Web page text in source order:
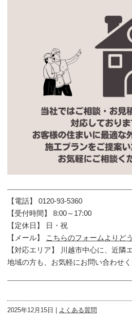
【電話】 0120-93-5360
【受付時間】 8:00～17:00
【定休日】 日・祝
【メール】
こちらのフォームよりど
【対応エリア】 川越市中心に、近隣
地域の方も、お気軽にお問い合わせく
2025年12月15日 | よくある質問